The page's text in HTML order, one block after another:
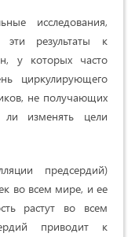
исследования,
результаты к
у которых часто
циркулирующего
не получающих
ли изменять цели
предсердий)
во всем мире, и ее
растут во всем
приводит к